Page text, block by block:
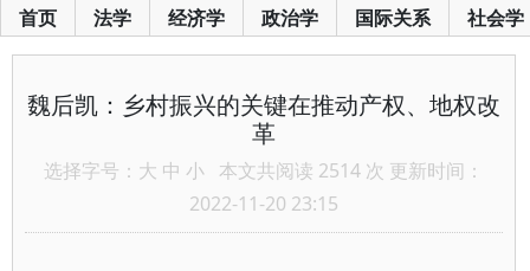
首页 法学 经济学 政治学 国际关系 社会学
魏后凯：乡村振兴的关键在推动产权、地权改
革
选择字号： 大 中 小 本文共阅读 2514 次 更新时间：
2022-11-20 23:15